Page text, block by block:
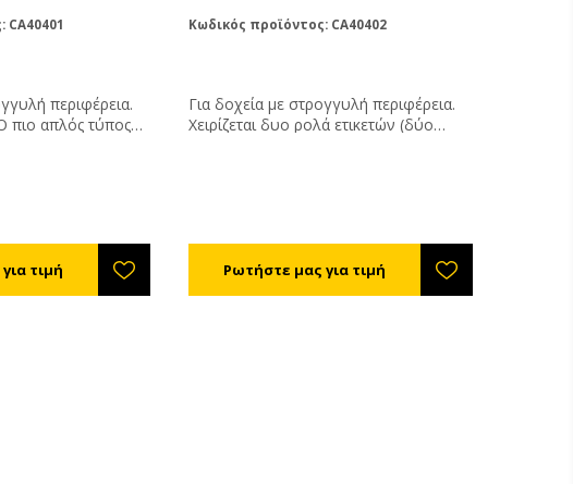
περιφέρεια.
ύψος ετικέτας
500 αντικείμενα
Κωδικός προϊόντος: CA40402
Για δοχεία με στρογγυλή περιφέρεια.
Χειρίζεται δυο ρολά ετικετών (δύο